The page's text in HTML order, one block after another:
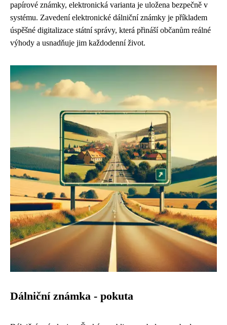
papírové známky, elektronická varianta je uložena bezpečně v
systému. Zavedení elektronické dálniční známky je příkladem
úspěšné digitalizace státní správy, která přináší občanům reálné
výhody a usnadňuje jim každodenní život.
Dálniční známka - pokuta